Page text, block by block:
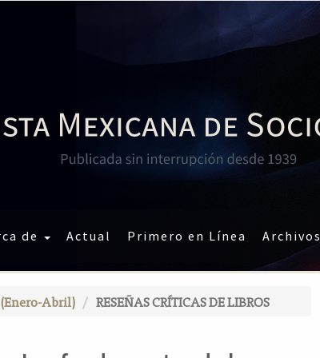
de Actual Primero en Línea Archivos
Abril) RESEÑAS CRÍTICAS DE LIBROS